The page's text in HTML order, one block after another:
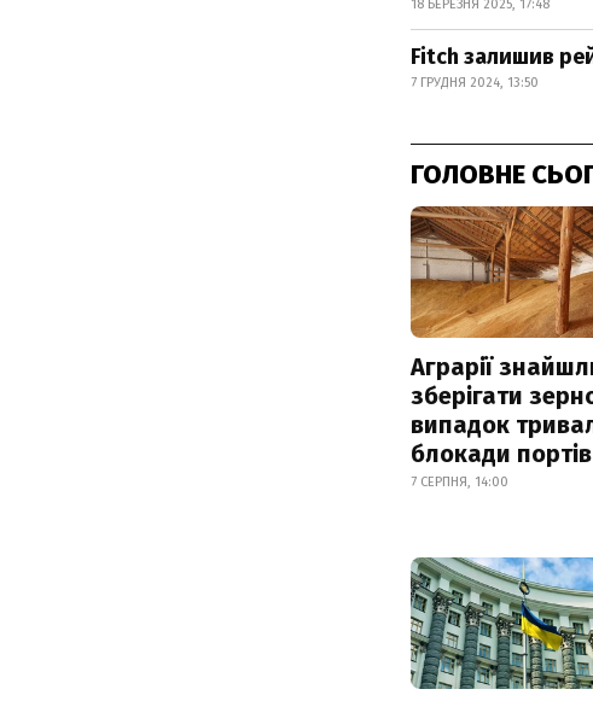
18 БЕРЕЗНЯ 2025, 17:48
Fitch залишив
7 ГРУДНЯ 2024, 13:50
ГОЛОВНЕ
Аграрії
зберігати
випадок
блокади портів
7 СЕРПНЯ, 14:00